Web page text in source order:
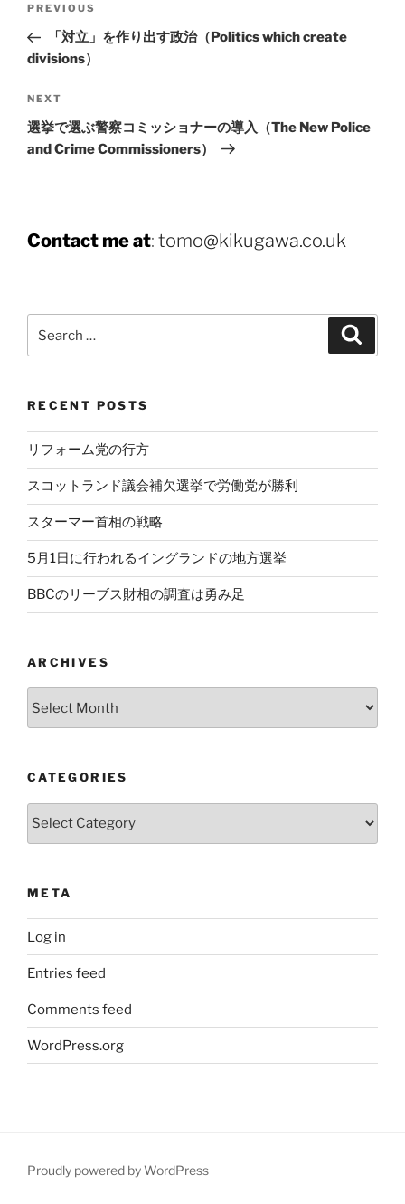
navigation
Previous
Post
PREVIOUS
「対立」を作り出す政治（Politics which create
divisions）
Next
Post
NEXT
選挙で選ぶ警察コミッショナーの導入（The New Police
and Crime Commissioners）
Contact me at: tomo@kikugawa.co.uk
for:
RECENT POSTS
リフォーム党の行方
スコットランド議会補欠選挙で労働党が勝利
スターマー首相の戦略
5月1日に行われるイングランドの地方選挙
BBCのリーブス財相の調査は勇み足
ARCHIVES
CATEGORIES
Categories
META
Log in
Entries feed
Comments feed
WordPress.org
Proudly powered by WordPress